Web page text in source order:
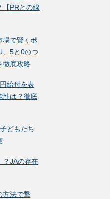
【PRとの線
場で賢くポ
、5と0のつ
徹底攻略
給付を表
性は？徹底
どもたち
？JAの存在
方法で撃